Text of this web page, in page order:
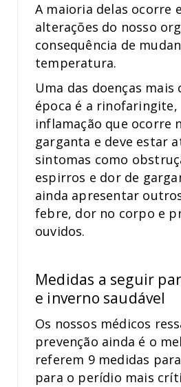
A maioria delas ocorre
alterações do nosso
consequência de
temperatura.
Uma das doenças mais
época é a rinofaringite,
inflamação que ocorre
garganta e deve estar
sintomas como
espirros e dor de
ainda apresentar
febre, dor no corpo e
ouvidos.
Medidas a seguir
e inverno saudável
Os nossos médicos
prevenção ainda é o
referem 9 medidas
para o perídio mais